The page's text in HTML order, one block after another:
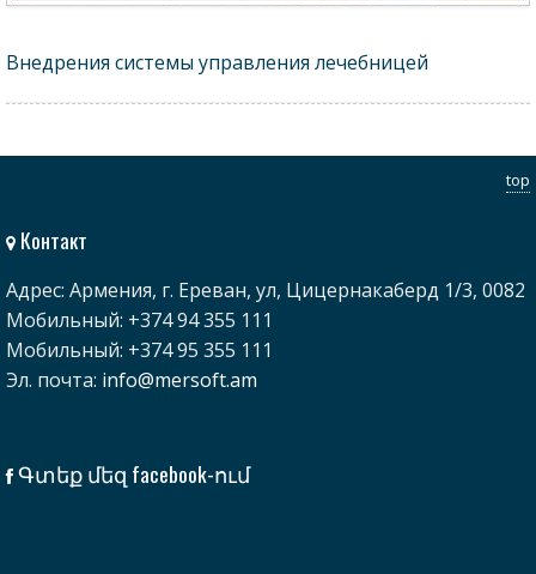
Внедрения системы управления лечебницей
top
Контакт
Адрес: Армения, г. Ереван, ул, Цицернакаберд 1/3, 0082
Мобильный: +374 94 355 111
Мобильный: +374 95 355 111
Эл. почта: info@mersoft.am
Գտեք մեզ facebook-ում